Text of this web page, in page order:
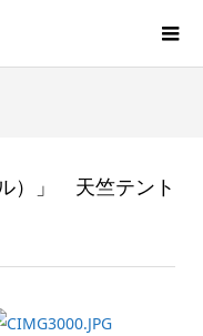
）」 天竺テント